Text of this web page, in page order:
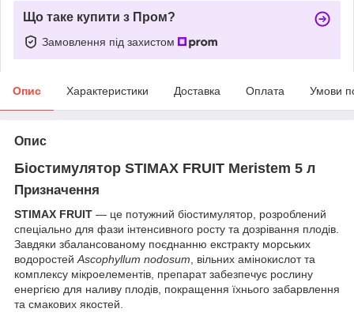
Що таке купити з Пром?
Замовлення під захистом
Опис Характеристики Доставка Оплата Умови
Опис
Біостимулятор STIMAX FRUIT Meristem 5 л
Призначення
STIMAX FRUIT — це потужний біостимулятор, розроблений
спеціально для фази інтенсивного росту та дозрівання плодів.
Завдяки збалансованому поєднанню екстракту морських
водоростей Ascophyllum nodosum , вільних амінокислот та
комплексу мікроелементів, препарат забезпечує рослину
енергією для наливу плодів, покращення їхнього забарвлення
та смакових якостей.